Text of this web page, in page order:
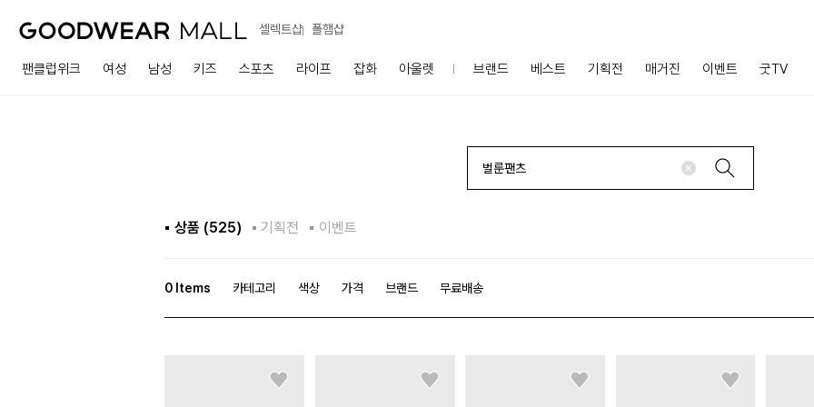
셀렉트샵 폴햄샵
팬클럽위크 여성 남성 키즈 스포츠 라이프 잡화 아울렛 브랜드 베스트 기획전 매거진 이벤트 굿TV
상품 (525) 기획전 이벤트
0 Items 카테고리 색상 가격 브랜드 무료배송